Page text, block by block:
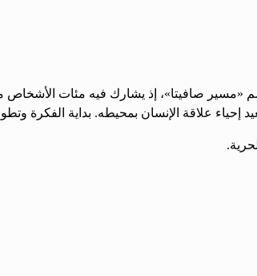
صافيتا»، إذ يشارك فيه مئات الأشخاص من